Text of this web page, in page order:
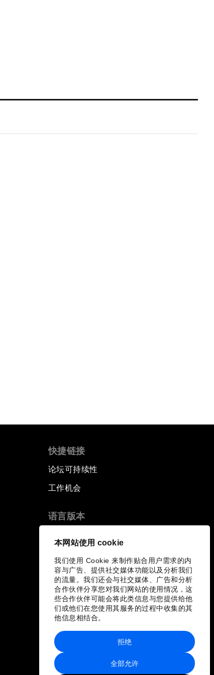
本网站使用 cookie
我们使用 Cookie 来制作贴合用户需求的内
容与广告、提供社交媒体功能以及分析我们
的流量。我们还会与社交媒体、广告和分析
合作伙伴分享您对我们网站的使用情况，这
些合作伙伴可能会将此类信息与您提供给他
们或他们在您使用其服务的过程中收集的其
他信息相结合。
全部允许
拒绝
快捷链接
论坛可持续性
工作机会
语言版本